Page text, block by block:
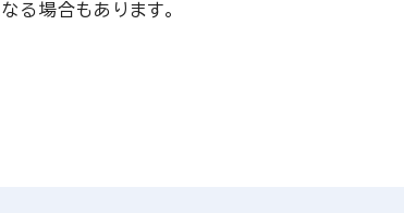
場合もあります。